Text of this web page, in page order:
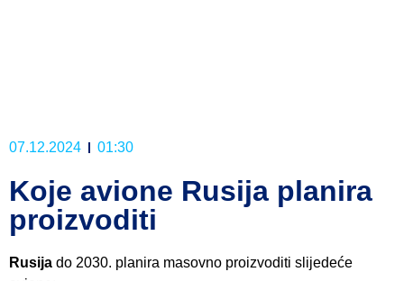
07.12.2024 01:30
Koje avione Rusija planira
proizvoditi
Rusija do 2030. planira masovno proizvoditi slijedeće